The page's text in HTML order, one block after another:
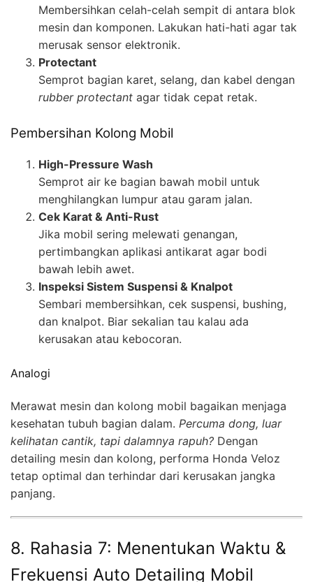
Membersihkan celah-celah sempit di antara blok
mesin dan komponen. Lakukan hati-hati agar tak
merusak sensor elektronik.
Protectant
Semprot bagian karet, selang, dan kabel dengan
rubber protectant agar tidak cepat retak.
Pembersihan Kolong Mobil
High-Pressure Wash
Semprot air ke bagian bawah mobil untuk
menghilangkan lumpur atau garam jalan.
Cek Karat & Anti-Rust
Jika mobil sering melewati genangan,
pertimbangkan aplikasi antikarat agar bodi
bawah lebih awet.
Inspeksi Sistem Suspensi & Knalpot
Sembari membersihkan, cek suspensi, bushing,
dan knalpot. Biar sekalian tau kalau ada
kerusakan atau kebocoran.
Analogi
Merawat mesin dan kolong mobil bagaikan menjaga
kesehatan tubuh bagian dalam. Percuma dong, luar
kelihatan cantik, tapi dalamnya rapuh? Dengan
detailing mesin dan kolong, performa Honda Veloz
tetap optimal dan terhindar dari kerusakan jangka
panjang.
8. Rahasia 7: Menentukan Waktu &
Frekuensi Auto Detailing Mobil